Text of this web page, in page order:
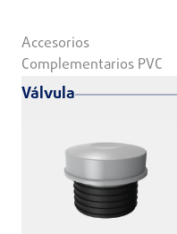
Accesorios
Complementarios PVC
Válvula